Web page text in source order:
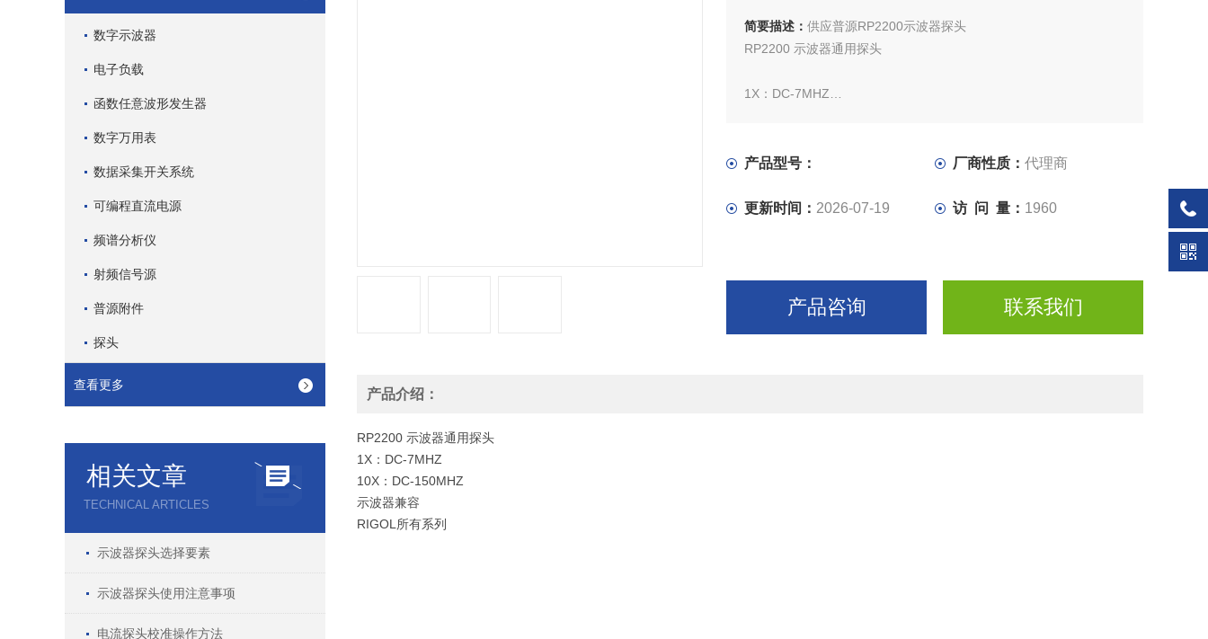
数字示波器
电子负载
函数任意波形发生器
数字万用表
数据采集开关系统
可编程直流电源
频谱分析仪
射频信号源
普源附件
探头
查看更多
相关文章
TECHNICAL ARTICLES
示波器探头选择要素
示波器探头使用注意事项
电流探头校准操作方法
简要描述：供应普源RP2200示波器探头
RP2200 示波器通用探头
1X：DC-7MHZ
产品型号： 厂商性质：代理商
更新时间： 2026-07-19 访 问 量： 1960
产品咨询 联系我们
产品介绍：
RP2200 示波器通用探头
1X：DC-7MHZ
10X：DC-150MHZ
示波器兼容
RIGOL所有系列